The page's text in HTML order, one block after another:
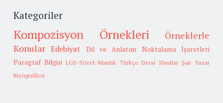
Kategoriler
Kompozisyon Örnekleri
Örneklerle
Konular Edebiyat Dil ve Anlatım
Noktalama İşaretleri
Paragraf Bilgisi LGS-Sözel Mantık Türkçe Dersi Slaytlar Şair Yazar
Biyografileri